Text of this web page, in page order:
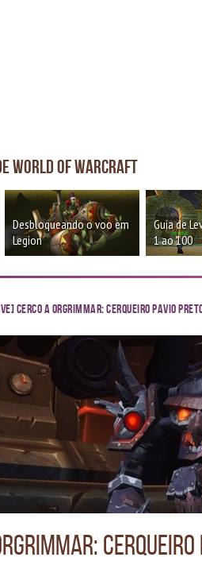
World of Warcraft
Desbloqueando o voo em
Legion
Guia de
1 ao 100
Cerco a Orgrimmar: Cerqueiro Pavio